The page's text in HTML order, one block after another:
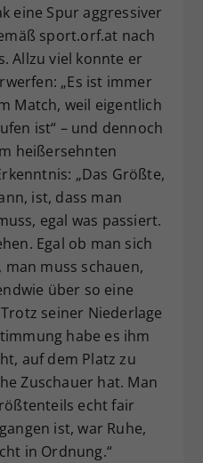
eine Spur aggressiver
sport.orf.at nach
Allzu viel konnte er
„Es ist immer
Match, weil eigentlich
ist“ – und dennoch
heißersehnten
„Das Größte,
ist, dass man
egal was passiert.
Egal ob man sich
muss schauen,
über so eine
seiner Niederlage
habe es ihm
auf dem Platz zu
Zuschauer hat. Man
echt fair
ist, war Ruhe,
in Ordnung.“